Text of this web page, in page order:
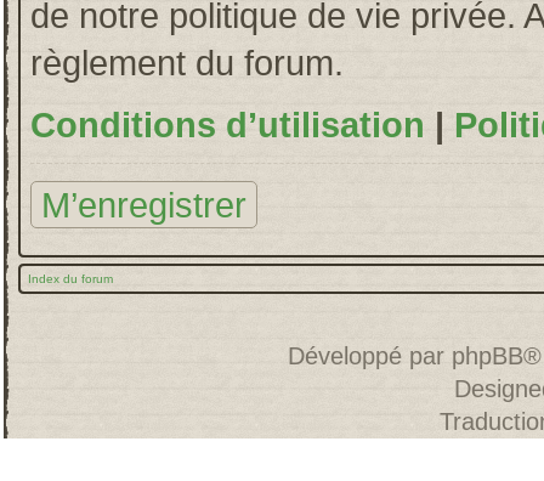
de notre politique de vie privée.
règlement du forum.
Conditions d’utilisation |
M’enregistrer
Index du forum
Développé par phpBB®